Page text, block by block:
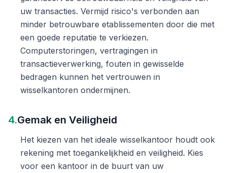
uw transacties. Vermijd risico's verbonden aan
minder betrouwbare etablissementen door die met
een goede reputatie te verkiezen.
Computerstoringen, vertragingen in
transactieverwerking, fouten in gewisselde
bedragen kunnen het vertrouwen in
wisselkantoren ondermijnen.
4.Gemak en Veiligheid
Het kiezen van het ideale wisselkantoor houdt ook
rekening met toegankelijkheid en veiligheid. Kies
voor een kantoor in de buurt van uw